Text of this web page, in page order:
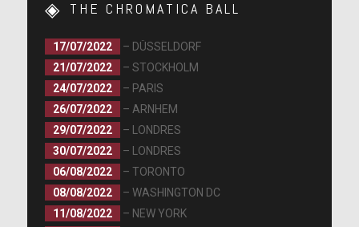
THE CHROMATICA BALL
17/07/2022
– DÜSSELDORF
21/07/2022
– STOCKHOLM
24/07/2022
– PARIS
26/07/2022
– ARNHEM
29/07/2022
– LONDRES
30/07/2022
– LONDRES
06/08/2022
– TORONTO
08/08/2022
– WASHINGTON DC
11/08/2022
– NEW YORK